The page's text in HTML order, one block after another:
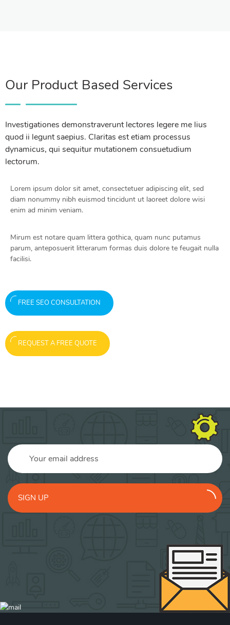
Our Product Based Services
Investigationes demonstraverunt lectores legere me lius
quod ii legunt saepius. Claritas est etiam processus
dynamicus, qui sequitur mutationem consuetudium
lectorum.
Lorem ipsum dolor sit amet, consectetuer adipiscing elit, sed
diam nonummy nibh euismod tincidunt ut laoreet dolore wisi
enim ad minim veniam.
Mirum est notare quam littera gothica, quam nunc putamus
parum, anteposuerit litterarum formas duis dolore te feugait nulla
facilisi.
FREE SEO CONSULTATION
REQUEST A FREE QUOTE
SIGN UP